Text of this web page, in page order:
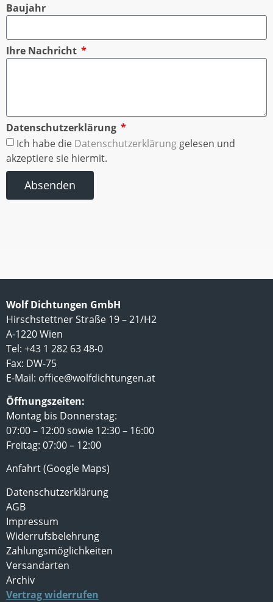
Baujahr
Ihre Nachricht
Datenschutzerklärung
Ich habe die Datenschutzerklärung gelesen und
akzeptiere sie hiermit.
Absenden
Wolf Dichtungen GmbH
Hirschstettner Straße 19 – 21/H2
A-1220 Wien
Tel: +43 1 282 63 48-0
Fax: DW-75
E-Mail: office@wolfdichtungen.at
Öffnungszeiten:
Montag bis Donnerstag:
07:00 – 12:00 sowie 12:30 – 16:00
Freitag: 07:00 – 12:00
Anfahrt (Google Maps)
Datenschutzerklärung
AGB
Impressum
Widerrufsbelehrung
Zahlungsmöglichkeiten
Versandarten
Archiv
Vertrag widerrufen